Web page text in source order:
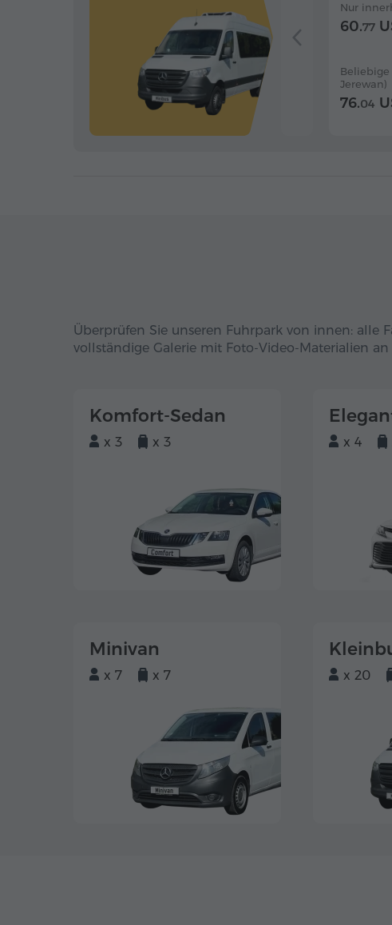
Nur
60.77
Beliebige
Jerewan)
76.04
Überprüfen Sie unseren Fuhrpark von innen: alle
vollständige Galerie mit Foto-Video-Materialien an
Komfort-Sedan
x 3 x 3 x 4
Minivan
x 7 x 7 x 20